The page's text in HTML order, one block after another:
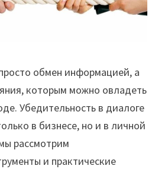
обмен информацией, а
которым можно овладеть
Убедительность в диалоге
в бизнесе, но и в личной
рассмотрим
и практические